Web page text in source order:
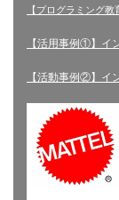
【プログラミング
【活用事例①】イ
【活動事例②】イ